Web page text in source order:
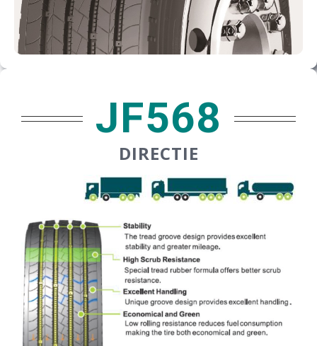
CONTACT
MONITORIZAREJF568
DIRECTIE